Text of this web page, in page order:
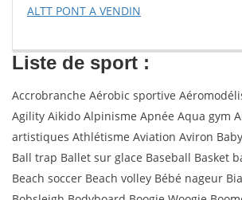
ALTT PONT A VENDIN
Liste de sport :
Accrobranche Aérobic sportive
Agility Aikido Alpinisme Apnée Aqua gym
artistiques Athlétisme Aviation Aviron
Ball trap Ballet sur glace Baseball Basket
Beach soccer Beach volley Bébé nageur